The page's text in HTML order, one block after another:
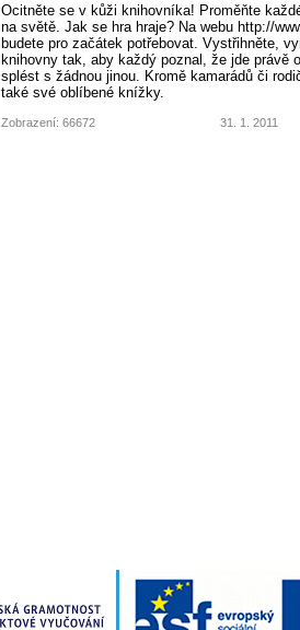
Ocitněte se v kůži knihovníka! Proměňte
na světě. Jak se hra hraje? Na webu http://
budete pro začátek potřebovat. Vystřihněte,
knihovny tak, aby každý poznal, že jde právě
splést s žádnou jinou. Kromě kamarádů či
také své oblíbené knížky.
Zobrazení: 66672 31. 1. 2011